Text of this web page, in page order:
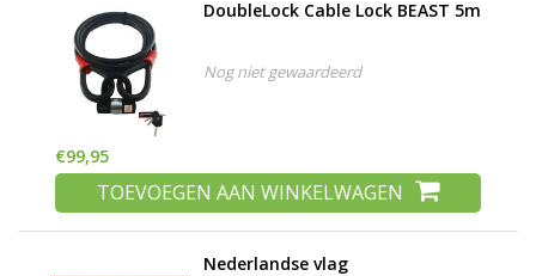
DoubleLock Cable Lock BEAST 5m
Nog niet gewaardeerd
€99,95
TOEVOEGEN AAN WINKELWAGEN
Nederlandse vlag